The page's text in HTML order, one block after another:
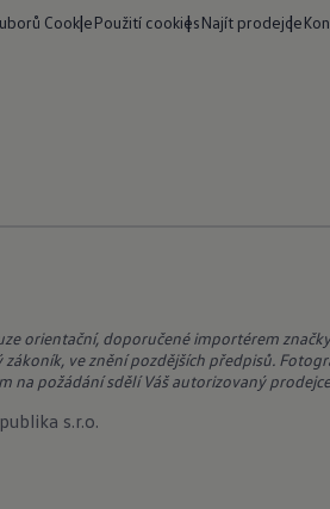
CookiePoužití cookiesNajít prodejce
orientační, doporučené importérem
zákoník, ve znění pozdějších předpisů.
na požádání sdělí Váš autorizovaný
s.r.o.